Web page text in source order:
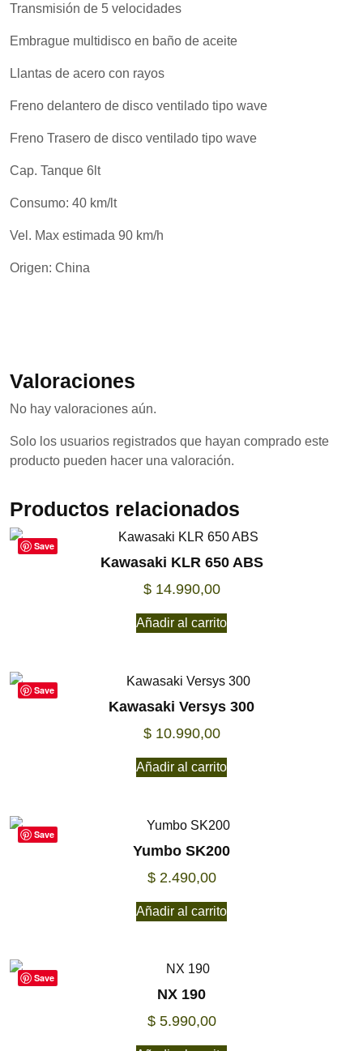
Transmisión de 5 velocidades
Embrague multidisco en baño de aceite
Llantas de acero con rayos
Freno delantero de disco ventilado tipo wave
Freno Trasero de disco ventilado tipo wave
Cap. Tanque 6lt
Consumo: 40 km/lt
Vel. Max estimada 90 km/h
Origen: China
Valoraciones
No hay valoraciones aún.
Solo los usuarios registrados que hayan comprado este
producto pueden hacer una valoración.
Productos relacionados
Save
Kawasaki KLR 650 ABS
$14.990,00
Añadir al carrito
Save
Kawasaki Versys 300
$10.990,00
Añadir al carrito
Save
Yumbo SK200
$2.490,00
Añadir al carrito
Save
NX 190
$5.990,00